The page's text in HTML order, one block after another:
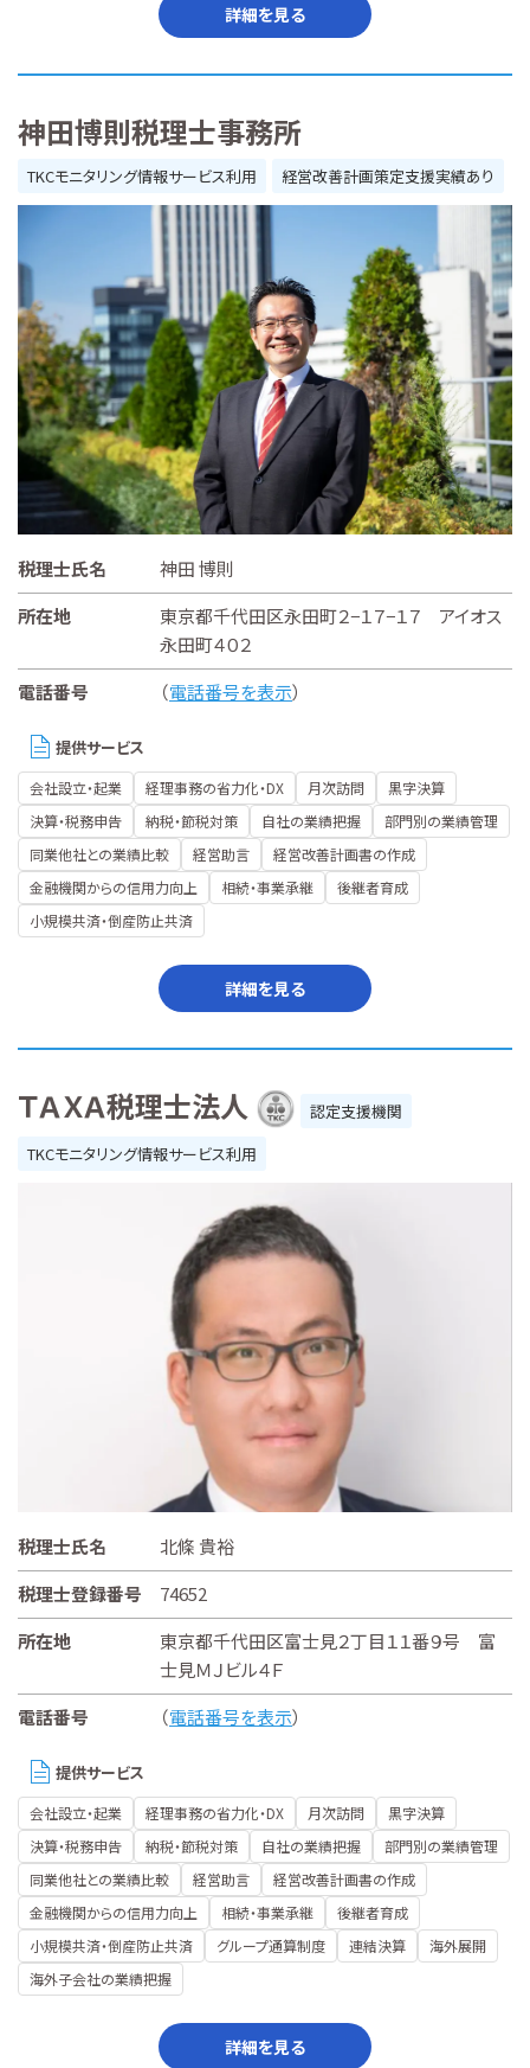
詳細を見る
神田博則税理士事務所
TKCモニタリング情報サービス利用 経営改善計画策定支援実績あり
税理士氏名
神田 博則
所在地
東京都千代田区永田町２−１７−１７ アイオス
永田町４０２
電話番号
（電話番号を表示）
提供サービス
会社設立・起業 経理事務の省力化・DX 月次訪問
黒字決算
決算・税務申告
納税・節税対策 自社の業績把握
部門別の業績管理
同業他社との業績比較
経営助言
経営改善計画書の作成
金融機関からの信用力向上
相続・事業承継
後継者育成
小規模共済・倒産防止共済
詳細を見る
ＴＡＸＡ税理士法人
認定支援機関
TKCモニタリング情報サービス利用
税理士氏名
北條 貴裕
税理士登録番号
74652
所在地
東京都千代田区富士見２丁目１１番９号 富
士見ＭＪビル４Ｆ
電話番号
（電話番号を表示）
提供サービス
会社設立・起業 経理事務の省力化・DX 月次訪問
黒字決算
決算・税務申告
納税・節税対策 自社の業績把握
部門別の業績管理
同業他社との業績比較
経営助言
経営改善計画書の作成
金融機関からの信用力向上
相続・事業承継
後継者育成
小規模共済・倒産防止共済
グループ通算制度 連結決算
海外展開
海外子会社の業績把握
詳細を見る